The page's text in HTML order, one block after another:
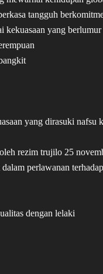
tangguh
kekuasaan yang berlumur
yang dirasuki nafsu
rezim trujilo 25
perlawanan
dengan lelaki